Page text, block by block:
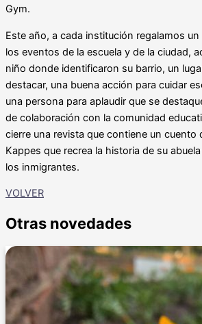
Gym.
Este año, a cada institución regalamos
los eventos de la escuela y de la ciudad,
niño donde identificaron su barrio, un
destacar, una buena acción para cuidar
una persona para aplaudir que se
de colaboración con la comunidad
cierre una revista que contiene un cuento
Kappes que recrea la historia de su
los inmigrantes.
VOLVER
Otras novedades